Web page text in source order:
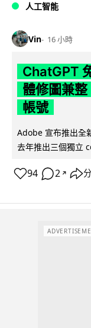
人工智能
Vin 16 小時
ChatGPT
體修圖兼整
帳號
Adobe 宣布推出全
去年推出三個獨立
94 2 ↗